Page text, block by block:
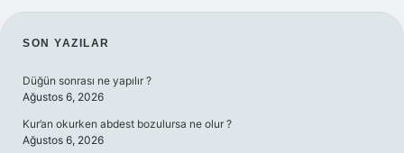
SIDEBAR
SON YAZILAR
Düğün sonrası ne yapılır ?
Ağustos 6, 2026
Kur’an okurken abdest bozulursa ne olur ?
Ağustos 6, 2026